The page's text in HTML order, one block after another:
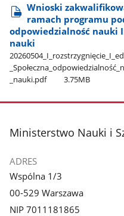
Wnioski
ramach programu
odpowiedzialność nauki
nauki
_nauki.pdf
3.75MB
stopka
Ministerstwo Nauki i
ADRES
Wspólna 1/3
00-529 Warszawa
NIP 7011181865